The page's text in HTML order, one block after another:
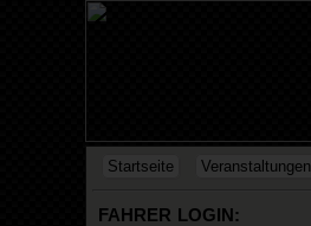
Startseite Veranstaltungen
FAHRER LOGIN: